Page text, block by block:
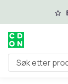
Hopp til
Søk etter